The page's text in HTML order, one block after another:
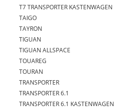
T7 TRANSPORTER KASTENWAGEN
TAIGO
TAYRON
TIGUAN
TIGUAN ALLSPACE
TOUAREG
TOURAN
TRANSPORTER
TRANSPORTER 6.1
TRANSPORTER 6.1 KASTENWAGEN